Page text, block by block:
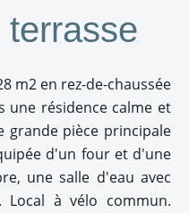
m2 en rez-de-chaussée
une résidence calme et
grande pièce principale
d'un four et d'une
une salle d'eau avec
Local à vélo commun.